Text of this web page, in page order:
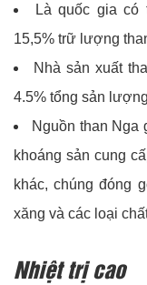
Là quốc gia
15,5% trữ lượng
Nhà sản xuất
4.5% tổng sản
Nguồn than Nga
khoáng sản cung
khác, chúng đóng
xăng và các loại
Nhiệt trị cao